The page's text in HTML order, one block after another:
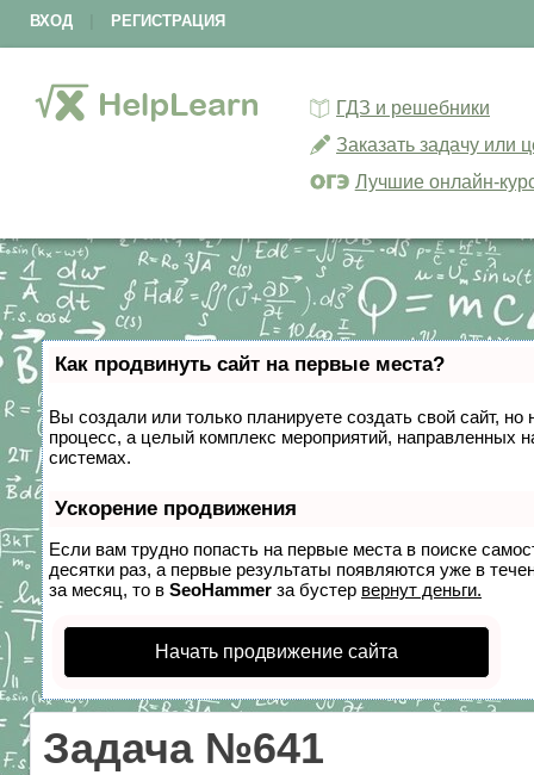
ВХОД РЕГИСТРАЦИЯ
ГДЗ и решебники
Заказать задачу или
Лучшие онлайн-
Как продвинуть сайт на первые места?
Вы создали или только планируете создать свой сайт,
процесс, а целый комплекс мероприятий, направленных
системах.
Ускорение продвижения
Если вам трудно попасть на первые места в поиске
десятки раз, а первые результаты появляются уже в
за месяц, то в SeoHammer за бустер вернут деньги.
Начать продвижение сайта
Задача №641